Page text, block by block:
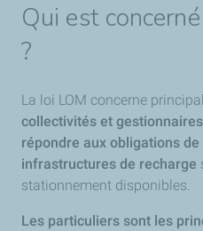
Qui est
?
La loi LOM concerne
collectivités et
répondre aux obligations
infrastructures de recharge
stationnement disponibles.
Les particuliers sont les